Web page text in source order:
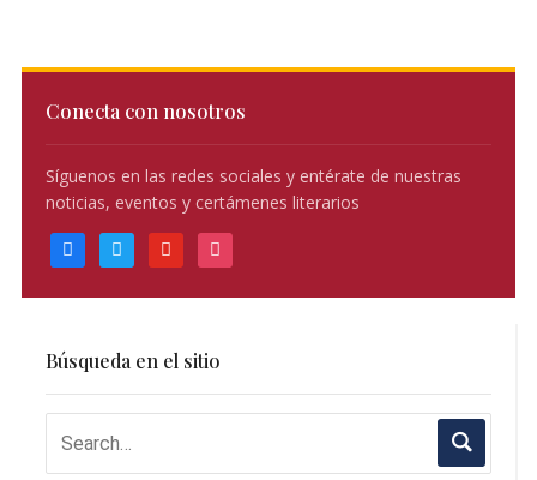
Conecta con nosotros
Síguenos en las redes sociales y entérate de nuestras
noticias, eventos y certámenes literarios
facebooktwitter youtube instagram
Búsqueda en el sitio